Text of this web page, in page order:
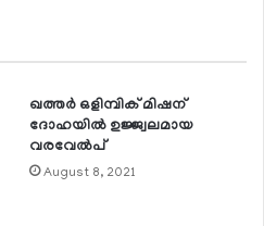
ഖത്തര്‍ ഒളിമ്പിക് മിഷന്
ദോഹയില്‍ ഉജ്ജ്വലമായ
വരവേല്‍പ്
August 8, 2021